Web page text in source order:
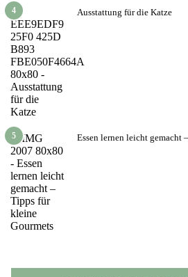
4 Ausstattung für die Katze
5 Essen lernen leicht gemacht